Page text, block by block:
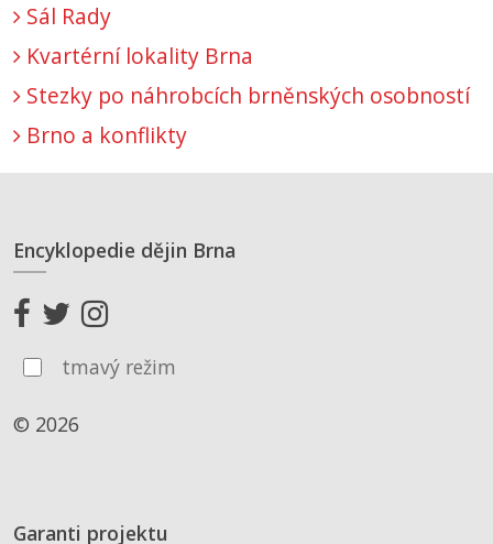
Sál Rady
Kvartérní lokality Brna
Stezky po náhrobcích brněnských osobností
Brno a konflikty
Encyklopedie dějin Brna
tmavý režim
© 2026
Garanti projektu